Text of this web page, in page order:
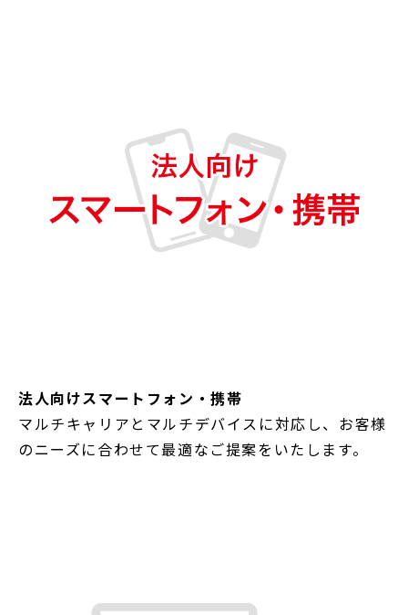
法人向けスマートフォン・携帯
マルチキャリアとマルチデバイスに対応し、お客様
のニーズに合わせて最適なご提案をいたします。